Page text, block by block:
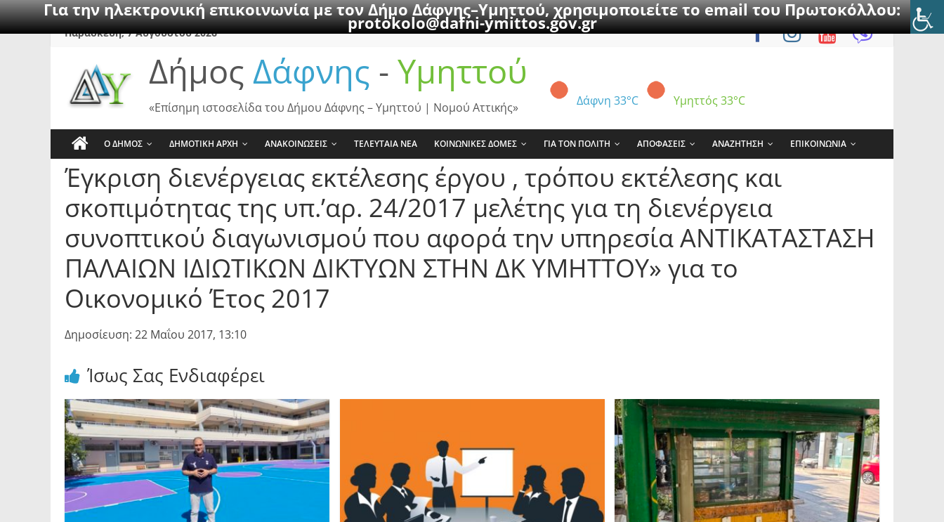
Για την ηλεκτρονική επικοινωνία με τον Δήμο Δάφνης–Υμηττού, χρησιμοποιείτε το email του Πρωτοκόλλου:
protokolo@dafni-ymittos.gov.gr
SkipΠαρασκευή, 7 Αυγούστου 2026
Δήμος Δάφνης - Υμηττού
Δάφνη 33°C Υμηττός 33°C
«Επίσημη ιστοσελίδα του Δήμου Δάφνης – Υμηττού | Νομού Αττικής»
Ο ΔΗΜΟΣ ΔΗΜΟΤΙΚΗ ΑΡΧΗ ΑΝΑΚΟΙΝΩΣΕΙΣ ΤΕΛΕΥΤΑΙΑ ΝΕΑ ΚΟΙΝΩΝΙΚΕΣ ΔΟΜΕΣ ΓΙΑ ΤΟΝ ΠΟΛΙΤΗ ΑΠΟΦΑΣΕΙΣ ΑΝΑΖΗΤΗΣΗ ΕΠΙΚΟΙΝΩΝΙΑ
Έγκριση διενέργειας εκτέλεσης έργου , τρόπου εκτέλεσης και
σκοπιμότητας της υπ.’αρ. 24/2017 μελέτης για τη διενέργεια
συνοπτικού διαγωνισμού που αφορά την υπηρεσία ΑΝΤΙΚΑΤΑΣΤΑΣΗ
ΠΑΛΑΙΩΝ ΙΔΙΩΤΙΚΩΝ ΔΙΚΤΥΩΝ ΣΤΗΝ ΔΚ ΥΜΗΤΤΟΥ» για το
Οικονομικό Έτος 2017
Δημοσίευση: 22 Μαΐου 2017, 13:10
Ίσως Σας Ενδιαφέρει